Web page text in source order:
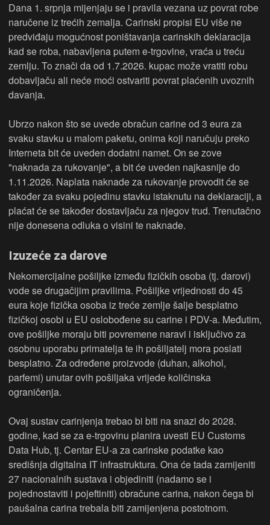
Dana 1. srpnja mijenjaju se i pravila vezana uz povrat robe
naručene iz trećih zemalja. Carinski propisi EU više ne
predviđaju mogućnost poništavanja carinskih deklaracija
kad se roba, nabavljena putem e-trgovine, vraća u treću
zemlju. To znači da od 1.7.2026. kupac može vratiti robu
dobavljaču ali neće moći ostvariti povrat plaćenih uvoznih
davanja.
Ubrzo nakon što se uvede obračun carine od 3 eura za
svaku stavku u malom paketu, onima koji naručuju preko
Interneta bit će uveden dodatni namet. On se zove
"naknada za rukovanje", a bit će uveden najkasnije do
1.11.2026. Naplata naknade za rukovanje provodit će se
također za svaku pojedinu stavku istaknutu na deklaraciji, a
plaćat će se također dostavljaču za njegov trud. Trenutačno
nije donesena odluka o visini te naknade.
Izuzeće za darove
Nekomercijalne pošiljke između fizičkih osoba (tj. darovi)
vode se drugačijim pravilima. Pošiljke vrijednosti do 45
eura koje fizička osoba iz treće zemlje šalje besplatno
fizičkoj osobi u EU oslobođene su carine i PDV-a. Međutim,
ove pošiljke moraju biti povremene naravi i isključivo za
osobnu uporabu primatelja te ih pošiljatelj mora poslati
besplatno. Za određene proizvode (duhan, alkohol,
parfemi) unutar ovih pošiljaka vrijede količinska
ograničenja.
Ovaj sustav carinjenja trebao bi biti na snazi do 2028.
godine, kad se za e-trgovinu planira uvesti EU Customs
Data Hub, tj. Centar EU-a za carinske podatke kao
središnja digitalna IT infrastruktura. Ona će tada zamijeniti
27 nacionalnih sustava i objediniti (nadamo se i
pojednostaviti i pojeftiniti) obračune carina, nakon čega bi
paušalna carina trebala biti zamijenjena postotnom.